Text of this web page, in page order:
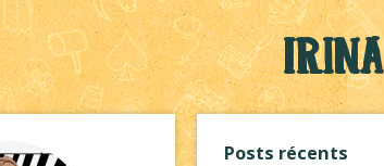
Irina
Posts récents